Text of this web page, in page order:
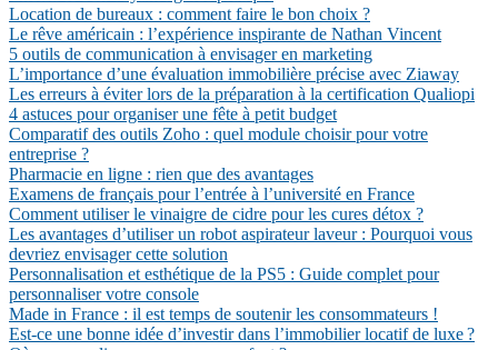
Location de bureaux : comment faire le bon choix ?
Le rêve américain : l’expérience inspirante de Nathan Vincent
5 outils de communication à envisager en marketing
L’importance d’une évaluation immobilière précise avec Ziaway
Les erreurs à éviter lors de la préparation à la certification Qualiopi
4 astuces pour organiser une fête à petit budget
Comparatif des outils Zoho : quel module choisir pour votre
entreprise ?
Pharmacie en ligne : rien que des avantages
Examens de français pour l’entrée à l’université en France
Comment utiliser le vinaigre de cidre pour les cures détox ?
Les avantages d’utiliser un robot aspirateur laveur : Pourquoi vous
devriez envisager cette solution
Personnalisation et esthétique de la PS5 : Guide complet pour
personnaliser votre console
Made in France : il est temps de soutenir les consommateurs !
Est-ce une bonne idée d’investir dans l’immobilier locatif de luxe ?